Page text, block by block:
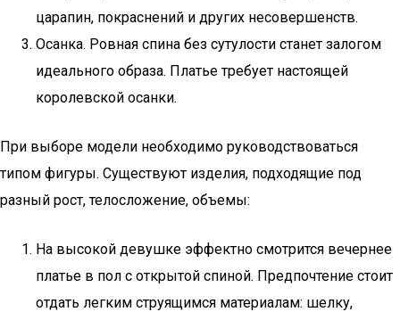
царапин, покраснений и других несовершенств.
Осанка. Ровная спина без сутулости станет залогом
идеального образа. Платье требует настоящей
королевской осанки.
При выборе модели необходимо руководствоваться
типом фигуры. Существуют изделия, подходящие под
разный рост, телосложение, объемы:
На высокой девушке эффектно смотрится вечернее
платье в пол с открытой спиной. Предпочтение стоит
отдать легким струящимся материалам: шелку,